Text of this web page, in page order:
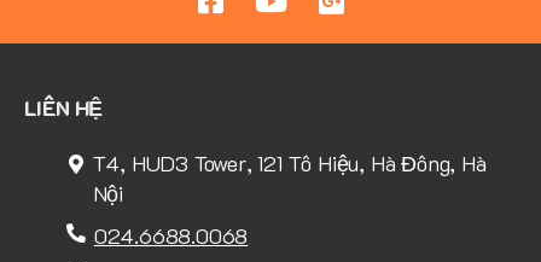
LIÊN HỆ
T4, HUD3 Tower, 121 Tô Hiệu, Hà Đông, Hà
Nội
024.6688.0068